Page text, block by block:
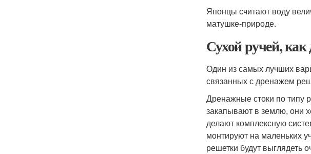
Японцы считают воду
матушке-природе.
Сухой ручей,
Один из самых лучших
связанных с дренажем
Дренажные стоки по типу
закапывают в землю, они
делают комплексную
монтируют на маленьких
решетки будут выглядеть